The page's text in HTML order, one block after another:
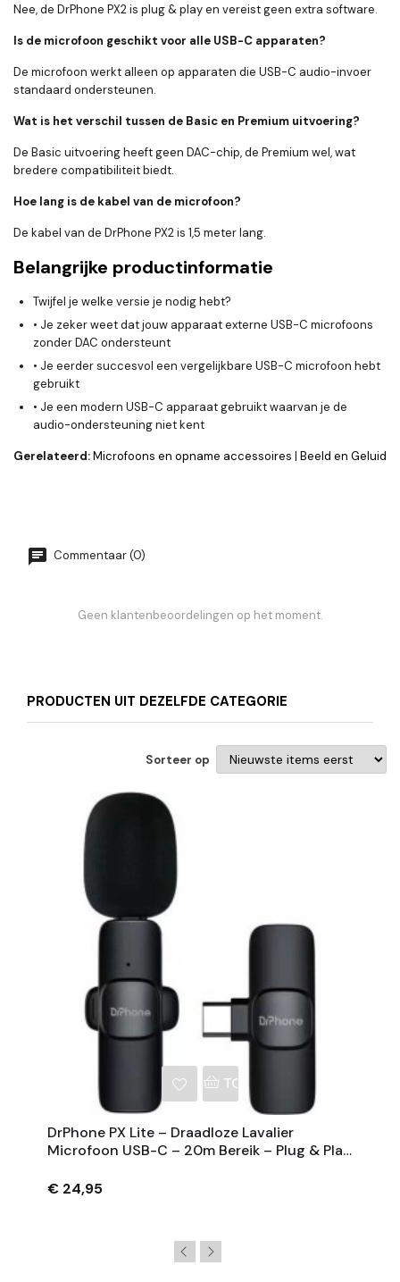
Nee, de DrPhone PX2 is plug & play en vereist geen extra software.
Is de microfoon geschikt voor alle USB-C apparaten?
De microfoon werkt alleen op apparaten die USB-C audio-invoer
standaard ondersteunen.
Wat is het verschil tussen de Basic en Premium uitvoering?
De Basic uitvoering heeft geen DAC-chip, de Premium wel, wat
bredere compatibiliteit biedt.
Hoe lang is de kabel van de microfoon?
De kabel van de DrPhone PX2 is 1,5 meter lang.
Belangrijke productinformatie
Twijfel je welke versie je nodig hebt?
• Je zeker weet dat jouw apparaat externe USB-C microfoons
zonder DAC ondersteunt
• Je eerder succesvol een vergelijkbare USB-C microfoon hebt
gebruikt
• Je een modern USB-C apparaat gebruikt waarvan je de
audio-ondersteuning niet kent
Gerelateerd:Microfoons en opname accessoires | Beeld en Geluid
Commentaar (0)
Geen klantenbeoordelingen op het moment.
PRODUCTEN UIT DEZELFDE CATEGORIE
Sorteer op
TOEVOEGEN AAN
DrPhone PX Lite – Draadloze Lavalier
Microfoon USB-C – 20m Bereik – Plug & Play
€ 24,95